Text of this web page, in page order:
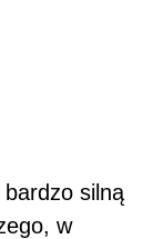
silną
w